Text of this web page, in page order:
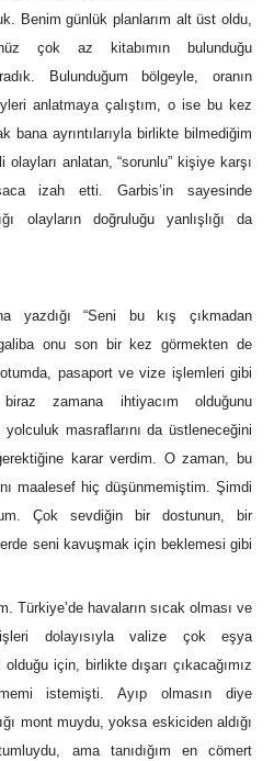
Benim günlük planlarım alt üst oldu,
çok az kitabımın bulunduğu
Bulunduğum bölgeyle, oranın
anlatmaya çalıştım, o ise bu kez
bana ayrıntılarıyla birlikte bilmediğim
anlatan, “sorunlu” kişiye karşı
izah etti. Garbis’in sayesinde
olayların doğruluğu yanlışlığı da
yazdığı “Seni bu kış çıkmadan
onu son bir kez görmekten de
pasaport ve vize işlemleri gibi
zamana ihtiyacım olduğunu
masraflarını da üstleneceğini
karar verdim. O zaman, bu
maalesef hiç düşünmemiştim. Şimdi
Çok sevdiğin bir dostunun, bir
seni kavuşmak için beklemesi gibi
Türkiye’de havaların sıcak olması ve
dolayısıyla valize çok eşya
için, birlikte dışarı çıkacağımız
istemişti. Ayıp olmasın diye
mont muydu, yoksa eskiciden aldığı
ama tanıdığım en cömert